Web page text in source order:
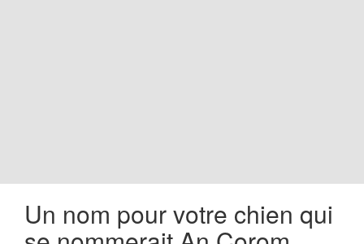
Un nom pour votre chien qui